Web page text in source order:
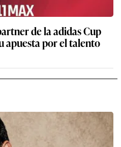
de la adidas Cup
apuesta por el talento